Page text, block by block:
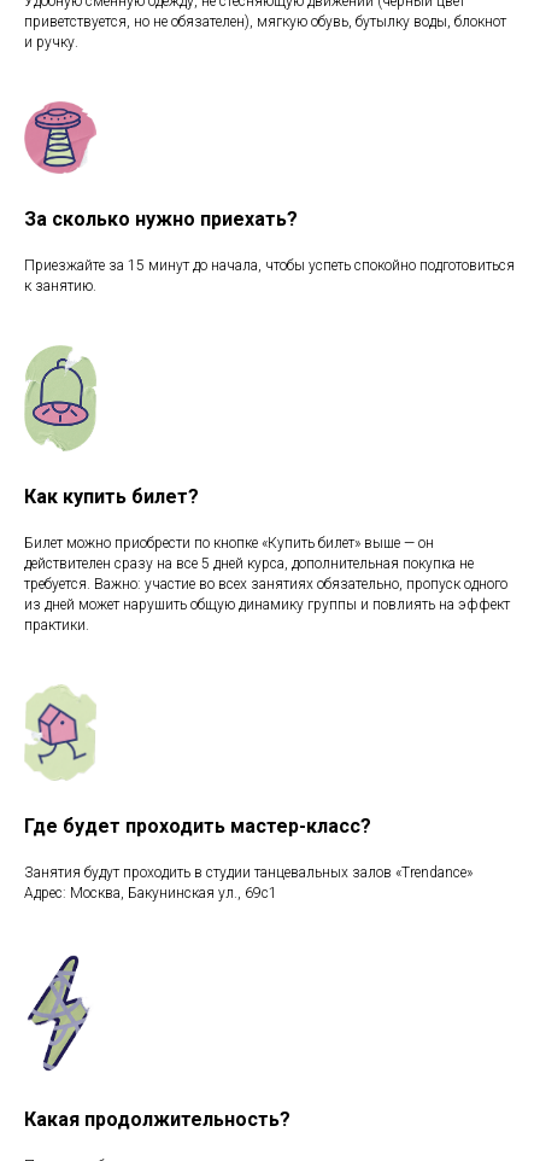
приветствуется, но не обязателен), мягкую обувь, бутылку воды, блокнот
и ручку.
За сколько нужно приехать?
Приезжайте за 15 минут до начала, чтобы успеть спокойно подготовиться
к занятию.
Как купить билет?
Билет можно приобрести по кнопке «Купить билет» выше — он
действителен сразу на все 5 дней курса, дополнительная покупка не
требуется. Важно: участие во всех занятиях обязательно, пропуск одного
из дней может нарушить общую динамику группы и повлиять на эффект
практики.
Где будет проходить мастер-класс?
Занятия будут проходить в студии танцевальных залов «Trendance»
Адрес: Москва, Бакунинская ул., 69с1
Какая продолжительность?